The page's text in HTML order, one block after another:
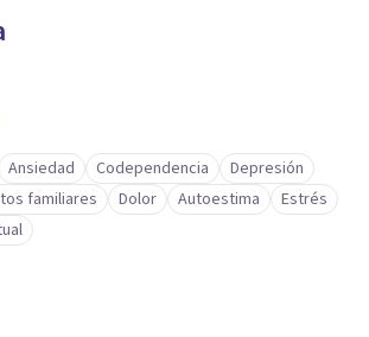
Ansiedad Codependencia
Depresión
familiares Dolor Autoestima
Estrés